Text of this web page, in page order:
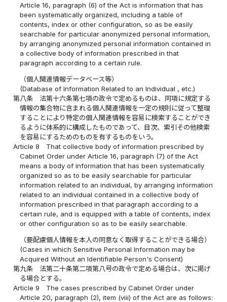
Article 16, paragraph (6) of the Act is information that has
been systematically organized, including a table of
contents, index or other configuration, so as be easily
searchable for particular anonymized personal information,
by arranging anonymized personal information contained in
a collective body of information prescribed in that
paragraph according to a certain rule.
（個人関連情報データベース等）
(Database of Information Related to an Individual , etc.)
第八条
法第十六条第七項の政令で定めるものは、同項に規定する
情報の集合物に含まれる個人関連情報を一定の規則に従って整理
することにより特定の個人関連情報を容易に検索することができ
るように体系的に構成したものであって、目次、索引その他検索
を容易にするためのものを有するものをいう。
Article 8
That collective body of information prescribed by
Cabinet Order under Article 16, paragraph (7) of the Act
means a body of information that has been systematically
organized so as to be easily searchable for particular
information related to an individual, by arranging information
related to an individual contained in a collective body of
information prescribed in that paragraph according to a
certain rule, and is equipped with a table of contents, index
or other configuration so as to be easily searchable.
（要配慮個人情報を本人の同意なく取得することができる場合）
(Cases in which Sensitive Personal Information may be
Acquired Without an Identifiable Person's Consent)
第九条
法第二十条第二項第八号の政令で定める場合は、次に掲げ
る場合とする。
Article 9
The cases prescribed by Cabinet Order under
Article 20, paragraph (2), item (viii) of the Act are as follows: